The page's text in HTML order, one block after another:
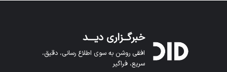
خبرگــزاری دیـــد
افقی روشن به سوی اطلاع رسانی، دقیق،
سریع، فراگیر